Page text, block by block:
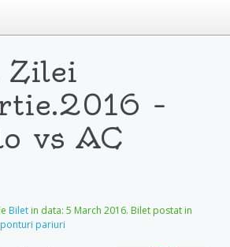
Zilei
–
vs AC
Bilet in data: 5 March 2016. Bilet postat in
ponturi pariuri